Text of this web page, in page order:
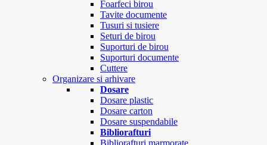
Foarfeci birou
Tavite documente
Tusuri si tusiere
Seturi de birou
Suporturi de birou
Suporturi documente
Cuttere
Organizare si arhivare
Dosare
Dosare plastic
Dosare carton
Dosare suspendabile
Bibliorafturi
Bibliorafturi marmorate